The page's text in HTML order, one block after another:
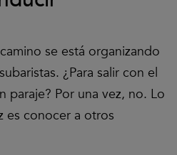
se está organizando
¿Para salir con el
paraje? Por una vez, no. Lo
es conocer a otros